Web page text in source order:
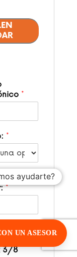
UN ASESOR
*
*
fijo o
*
- Tor
3/8
ayudarte?